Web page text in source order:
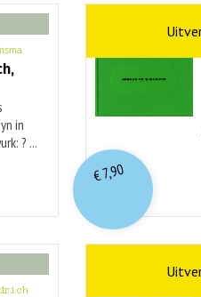
in
? ...
€7,90